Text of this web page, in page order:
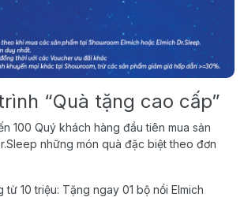
“Quà tặng cao cấp”
100 Quý khách hàng đầu tiên mua sản
những món quà đặc biệt theo đơn
từ 10 triệu: Tặng ngay 01 bộ nồi Elmich